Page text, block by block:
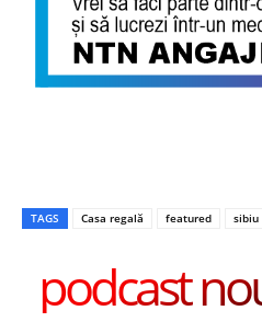
TAGS Casa regală featured sibiu
podcast